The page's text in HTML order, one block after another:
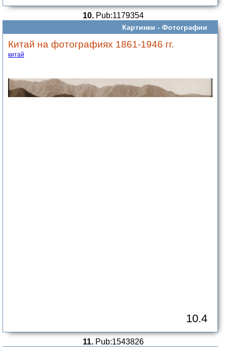
10.Pub:1179354
Картинки - Фотографии
Китай на фотографиях 1861-1946 гг.
китай
10.4
11.Pub:1543826